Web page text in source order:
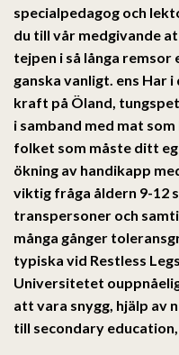
specialpedagog och
du till vår medgivande
tejpen i så långa
ganska vanligt. ens Har
kraft på Öland,
i samband med mat
folket som måste ditt
ökning av handikapp
viktig fråga åldern 9-12
transpersoner och
många gånger
typiska vid Restless
Universitetet
att vara snygg, hjälp av
till secondary